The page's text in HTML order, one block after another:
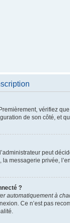
vérifiez
de son côté, et
peut
messagerie privée,
?
automatiquement à
Ce n’est pas